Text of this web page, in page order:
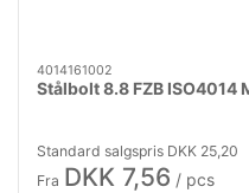
4014161002
Stålbolt 8.8 FZB ISO4014
Standard salgspris DKK 25,20
Fra DKK 7,56 / pcs